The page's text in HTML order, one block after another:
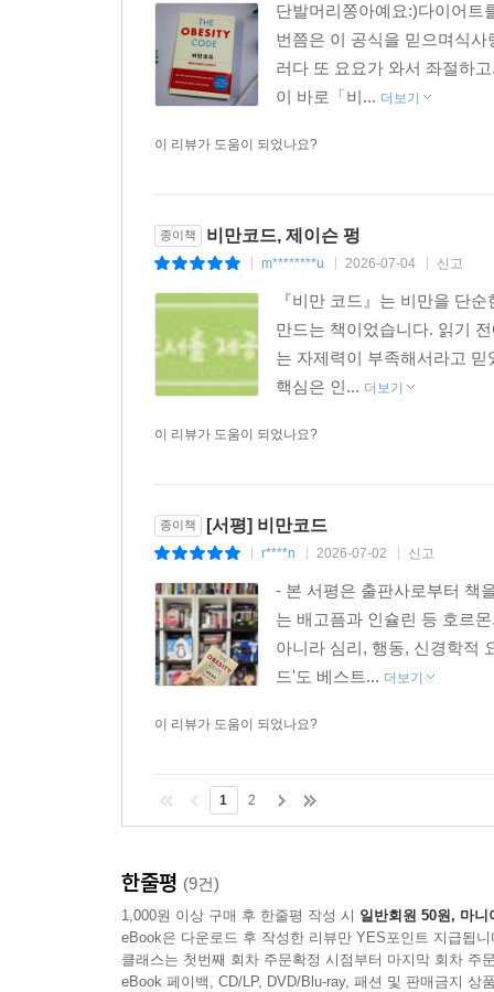
단발머리쫑아예요:)다이어트
번쯤은 이 공식을 믿으며식
러다 또 요요가 와서 좌절하
이 바로「비... 더보기
이 리뷰가 도움이 되었나요?
종이책 비만코드, 제이슨 펑
m********u 2026-07-04 신고
『비만 코드』는 비만을 단
만드는 책이었습니다. 읽기
는 자제력이 부족해서라고
핵심은 인... 더보기
이 리뷰가 도움이 되었나요?
종이책 [서평] 비만코드
r****n 2026-07-02 신고
- 본 서평은 출판사로부터 책
는 배고픔과 인슐린 등 호르
아니라 심리, 행동, 신경학적
드'도 베스트... 더보기
이 리뷰가 도움이 되었나요?
1 2
한줄평 (9건)
1,000원 이상 구매 후 한줄평 작성 시 일반회원 50원, 마니
eBook은 다운로드 후 작성한 리뷰만 YES포인트 지급됩니
클래스는 첫번째 회차 주문확정 시점부터 마지막 회차 주
eBook 페이백, CD/LP, DVD/Blu-ray, 패션 및 판매금지 상